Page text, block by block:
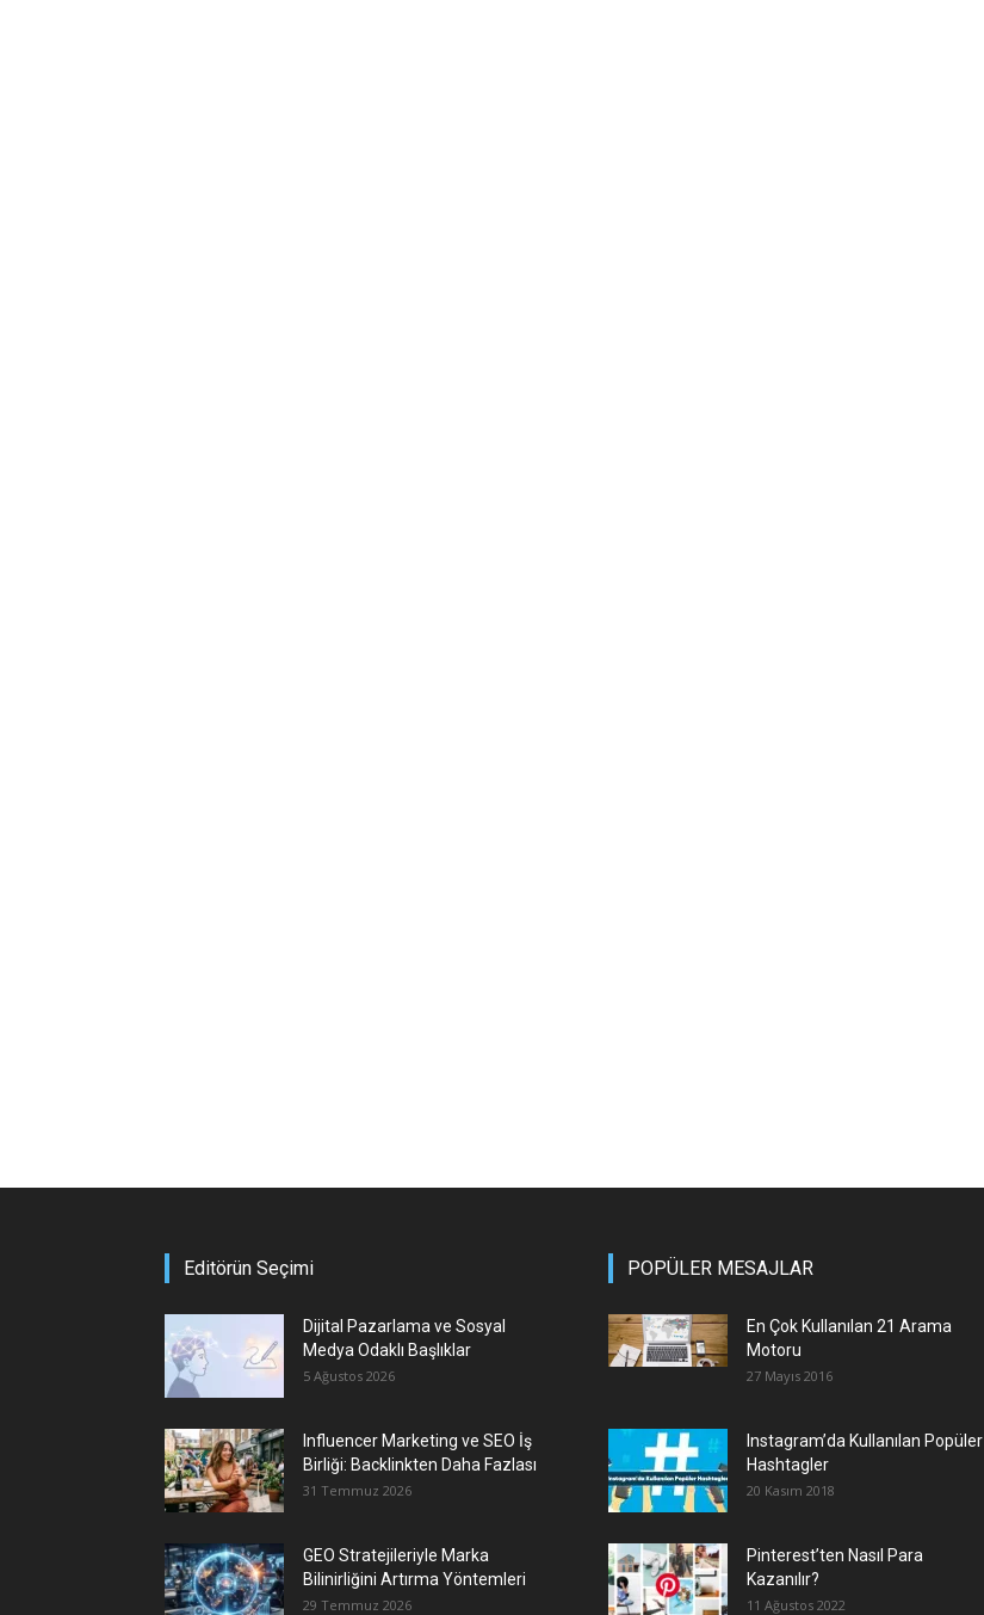
Editörün Seçimi
Dijital Pazarlama ve Sosyal
Medya Odaklı Başlıklar
5 Ağustos 2026
Influencer Marketing ve SEO İş
Birliği: Backlinkten Daha Fazlası
31 Temmuz 2026
GEO Stratejileriyle Marka
Bilinirliğini Artırma Yöntemleri
29 Temmuz 2026
POPÜLER MESAJLAR
En Çok Kullanılan 21 Arama
Motoru
27 Mayıs 2016
Instagram’da Kullanılan Popüler
Hashtagler
20 Kasım 2018
Pinterest’ten Nasıl Para
Kazanılır?
11 Ağustos 2022